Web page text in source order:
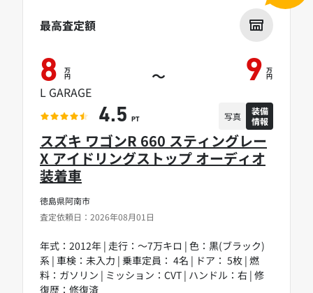
徳島県阿南市
査定依頼日：2026年08月01日
スズキ ワゴンR 660 スティングレー
X アイドリングストップ オーディオ
装着車
年式：2012年 | 走行：～7万キロ | 色：黒(ブラック)
系 | 車検：未入力 | 乗車定員： 4名 | ドア： 5枚 | 燃
料：ガソリン | ミッション：CVT | ハンドル：右 | 修
復歴：修復済
最高査定額
8 万
円 ～ 9 万
円
L GARAGE
4.5 PT 写真
装備
情報